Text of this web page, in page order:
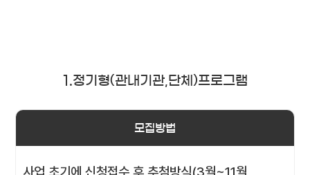
1.정기형(관내기관,단체)프로그램
모집방법